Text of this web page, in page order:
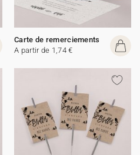
Carte de remerciements
A partir de 1,74 €